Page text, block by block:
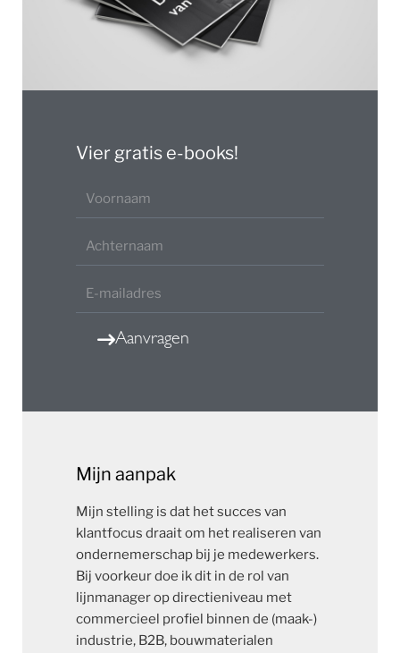
Vier gratis e-books!
Aanvragen
Mijn aanpak
Mijn stelling is dat het succes van
klantfocus draait om het realiseren van
ondernemerschap bij je medewerkers.
Bij voorkeur doe ik dit in de rol van
lijnmanager op directieniveau met
commercieel profiel binnen de (maak-)
industrie, B2B, bouwmaterialen